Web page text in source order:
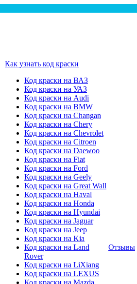
Как узнать код краски
Код краски на ВАЗ
Код краски на УАЗ
Код краски на Audi
Код краски на BMW
Код краски на Changan
Код краски на Chery
Код краски на Chevrolet
Код краски на Citroen
Код краски на Daewoo
Код краски на Fiat
Код краски на Ford
Код краски на Geely
Код краски на Great Wall
Код краски на Haval
Код краски на Honda
Код краски на Hyundai
Код краски на Jaguar
Код краски на Jeep
Код краски на Kia
Код краски на Land
Rover
Код краски на LiXiang
Код краски на LEXUS
Код краски на Mazda
Отзывы